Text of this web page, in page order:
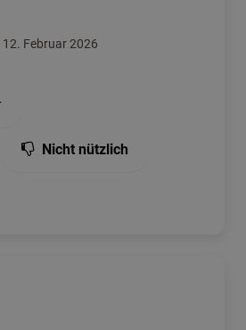
12. Februar 2026
Nicht nützlich